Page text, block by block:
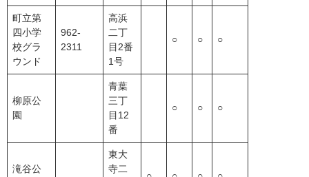
町立第
四小学
校グラ
ウンド
962-
2311
高浜
二丁
目2番
1号
○ ○ ○
柳原公
園
青葉
三丁
目12
番
○ ○ ○
滝谷公
東大
寺二